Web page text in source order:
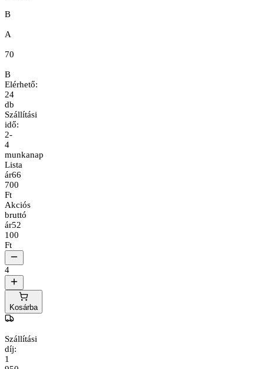
B
A
70
B
Elérhető:
24
db
Szállítási
idő:
2-
4
munkanap
Lista
ár66
700
Ft
Akciós
bruttó
ár52
100
Ft
4
Kosárba
Szállítási
díj:
1